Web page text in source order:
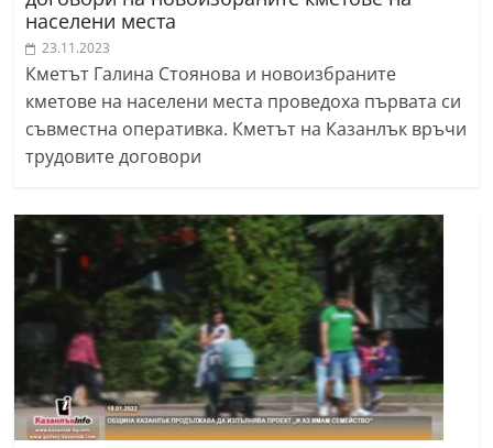
населени места
23.11.2023
Кметът Галина Стоянова и новоизбраните
кметове на населени места проведоха първата си
съвместна оперативка. Кметът на Казанлък връчи
трудовите договори